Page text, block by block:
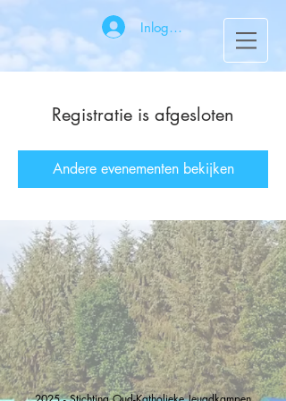
Inloggen
Registratie is afgesloten
Andere evenementen bekijken